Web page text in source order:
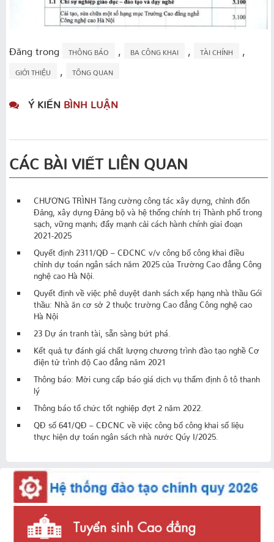
Đăng trong THÔNG BÁO BA CÔNG KHAI TÀI CHÍNH
GIỚI THIỆU TỔNG QUAN
Ý KIẾN BÌNH LUẬN
CÁC BÀI VIẾT LIÊN QUAN
CHƯƠNG TRÌNH Tăng cường công tác xây dựng, chỉnh đốn
Đảng, xây dựng Đảng bộ và hệ thống chính trị Thành phố trong
sạch, vững mạnh; đẩy mạnh cải cách hành chính giai đoạn
2021-2025
Quyết định 2311/QĐ – CĐCNC v/v công bố công khai điều
chỉnh dự toán ngân sách năm 2025 của Trường Cao đẳng Công
nghệ cao Hà Nội.
Quyết định về việc phê duyệt danh sách xếp hạng nhà thầu Gói
thầu: Nhà ăn cơ sở 2 thuộc trường Cao đẳng Công nghệ cao
Hà Nội
23 Dự án tranh tài, sẵn sàng bứt phá.
Kết quả tự đánh giá chất lượng chương trình đào tạo nghề Cơ
điện tử trình độ Cao đẳng năm 2021
Thông báo: Mời cung cấp báo giá dịch vụ thẩm định ô tô thanh
lý
Thông báo tổ chức tốt nghiệp đợt 2 năm 2022.
QĐ số 641/QĐ – CĐCNC về việc công bố công khai số liệu
thực hiện dự toán ngân sách nhà nước Qúy I/2025.